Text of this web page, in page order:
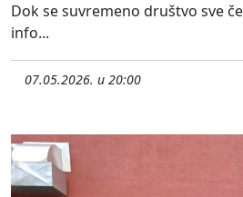
Dok se suvremeno društvo sve
info...
07.05.2026. u 20:00